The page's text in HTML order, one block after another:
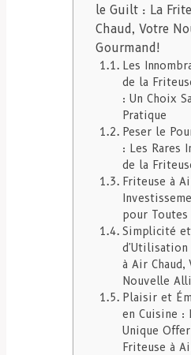
le Guilt : La
Chaud, Votre
Gourmand!
Les
de la
: Un Choix
Pratique
Peser le
: Les Rares
de la
Friteuse à
pour Toutes
Simplicité
d'Utilisation
à Air Chaud,
Nouvelle
Plaisir et
en Cuisine :
Unique
Friteuse à